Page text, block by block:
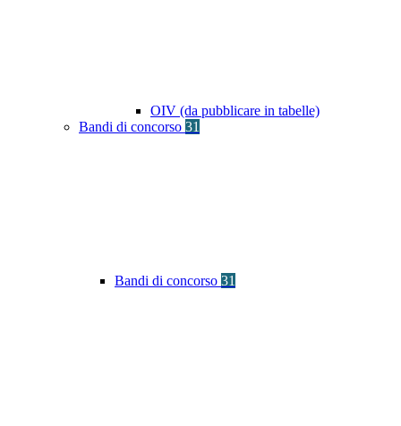
OIV (da pubblicare in tabelle)
Bandi di concorso 31
Bandi di concorso 31